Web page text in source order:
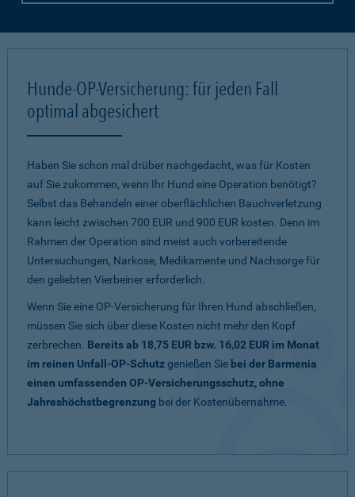
Hunde-OP-Versicherung: für jeden Fall
optimal abgesichert
Haben Sie schon mal drüber nachgedacht, was für Kosten
auf Sie zukommen, wenn Ihr Hund eine Operation benötigt?
Selbst das Behandeln einer oberflächlichen Bauchverletzung
kann leicht zwischen 700 EUR und 900 EUR kosten. Denn im
Rahmen der Operation sind meist auch vorbereitende
Untersuchungen, Narkose, Medikamente und Nachsorge für
den geliebten Vierbeiner erforderlich.
Wenn Sie eine OP-Versicherung für Ihren Hund abschließen,
müssen Sie sich über diese Kosten nicht mehr den Kopf
zerbrechen. Bereits ab 18,75 EUR bzw. 16,02 EUR im Monat
im reinen Unfall-OP-Schutzgenießen Sie bei der Barmenia
einen umfassenden OP-Versicherungsschutz, ohne
Jahreshöchstbegrenzung bei der Kostenübernahme.